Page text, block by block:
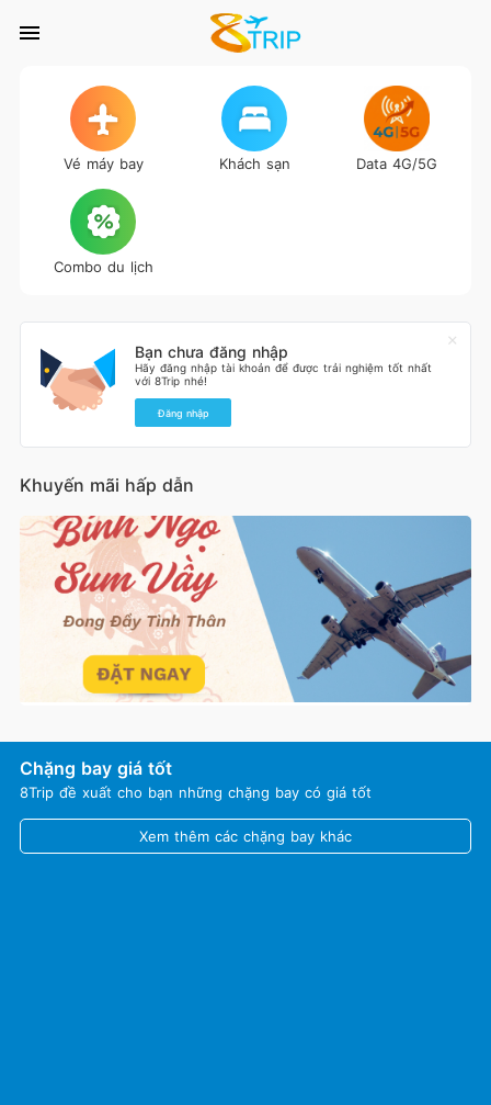
Vé máy bay Khách sạn Data 4G/5G
Combo du lịch
Bạn chưa đăng nhập
Hãy đăng nhập tài khoản để được trải nghiệm tốt nhất
với 8Trip nhé!
Đăng nhập
Khuyến mãi hấp dẫn
Chặng bay giá tốt
8Trip đề xuất cho bạn những chặng bay có giá tốt
Xem thêm các chặng bay khác